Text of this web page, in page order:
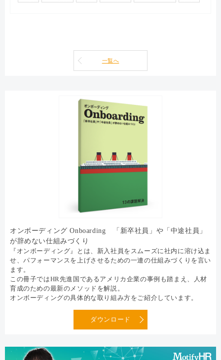
一覧へ
オンボーディング Onboarding 「新卒社員」や「中途社員」
が辞めない仕組みづくり
『オンボーディング』とは、新入社員をスムーズに社内に溶け込ま
せ、パフォーマンスを上げさせるための一連の仕組みづくりを言い
ます。
この冊子ではHR先進国であるアメリカ企業の事例も踏まえ、人材
育成のための最新のメソッドを解説。
オンボーディングの具体的な取り組み方をご紹介しています。
ダウンロード